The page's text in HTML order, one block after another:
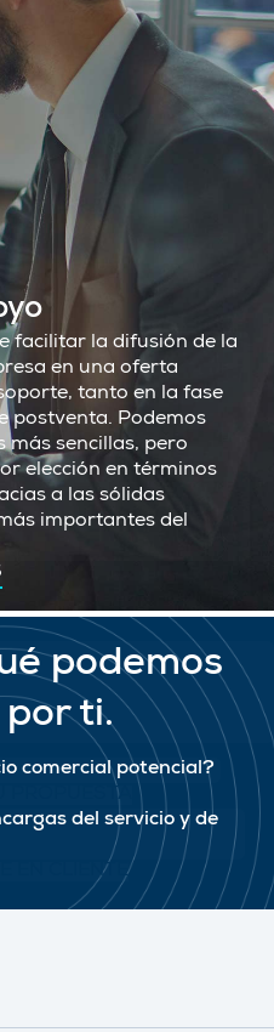
facilitar la difusión de la
en una oferta
tanto en la fase
postventa. Podemos
más sencillas, pero
elección en términos
a las sólidas
importantes del
podemos
ti.
comercial potencial?
PROPUESTA
del servicio y de
EN CLIENTE